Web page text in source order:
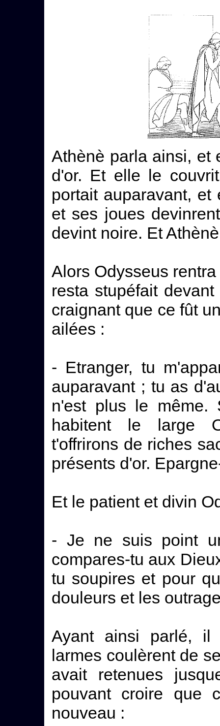
Athènè parla ainsi, et
d'or. Et elle le
portait auparavant,
et ses joues
devint noire. Et
Alors Odysseus
resta stupéfait
craignant que ce fût
ailées :
- Etranger, tu
auparavant ; tu as
n'est plus le
habitent le large
t'offrirons de riches
présents d'or.
Et le patient et divin
- Je ne suis point
compares-tu aux
tu soupires et pour
douleurs et les
Ayant ainsi parlé,
larmes coulèrent de
avait retenues
pouvant croire
nouveau :